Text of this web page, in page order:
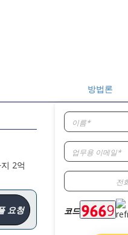
방법론
2억
요청 코드